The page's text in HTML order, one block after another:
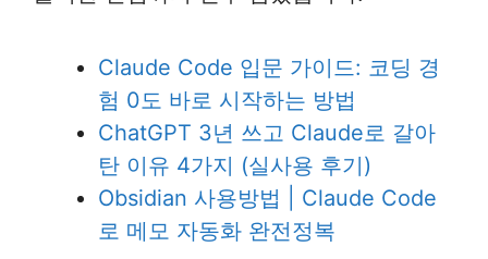
Claude Code 입문 가이드: 코딩 경
험 0도 바로 시작하는 방법
ChatGPT 3년 쓰고 Claude로 갈아
탄 이유 4가지 (실사용 후기)
Obsidian 사용방법 | Claude Code
로 메모 자동화 완전정복